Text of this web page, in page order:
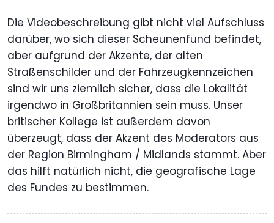
Die Videobeschreibung gibt nicht viel Aufschluss
darüber, wo sich dieser Scheunenfund befindet,
aber aufgrund der Akzente, der alten
Straßenschilder und der Fahrzeugkennzeichen
sind wir uns ziemlich sicher, dass die Lokalität
irgendwo in Großbritannien sein muss. Unser
britischer Kollege ist außerdem davon
überzeugt, dass der Akzent des Moderators aus
der Region Birmingham / Midlands stammt. Aber
das hilft natürlich nicht, die geografische Lage
des Fundes zu bestimmen.